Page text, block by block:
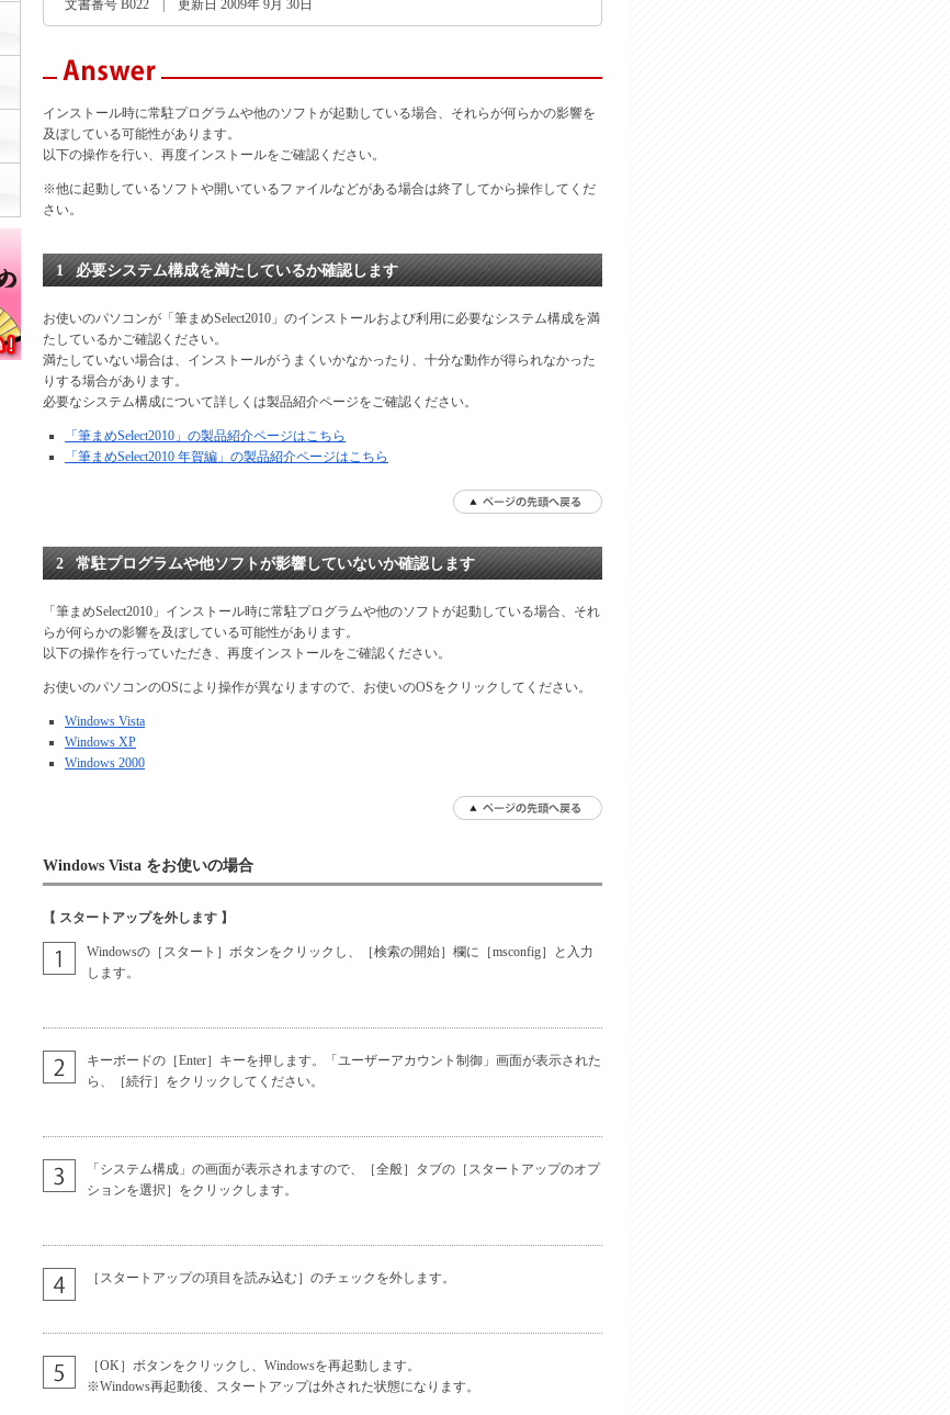
文書番号 B022 | 更新日 2009年 9月 30日
インストール時に常駐プログラムや他のソフトが起動している場合、それらが何らかの影響を
及ぼしている可能性があります。
以下の操作を行い、再度インストールをご確認ください。
※他に起動しているソフトや開いているファイルなどがある場合は終了してから操作してくだ
さい。
1 必要システム構成を満たしているか確認します
お使いのパソコンが「筆まめSelect2010」のインストールおよび利用に必要なシステム構成を満
たしているかご確認ください。
満たしていない場合は、インストールがうまくいかなかったり、十分な動作が得られなかった
りする場合があります。
必要なシステム構成について詳しくは製品紹介ページをご確認ください。
「筆まめSelect2010」の製品紹介ページはこちら
「筆まめSelect2010 年賀編」の製品紹介ページはこちら
2 常駐プログラムや他ソフトが影響していないか確認します
「筆まめSelect2010」インストール時に常駐プログラムや他のソフトが起動している場合、それ
らが何らかの影響を及ぼしている可能性があります。
以下の操作を行っていただき、再度インストールをご確認ください。
お使いのパソコンのOSにより操作が異なりますので、お使いのOSをクリックしてください。
Windows Vista
Windows XP
Windows 2000
Windows Vista をお使いの場合
【 スタートアップを外します 】
Windowsの［スタート］ボタンをクリックし、［検索の開始］欄に［msconfig］と入力
します。
キーボードの［Enter］キーを押します。「ユーザーアカウント制御」画面が表示された
ら、［続行］をクリックしてください。
「システム構成」の画面が表示されますので、［全般］タブの［スタートアップのオプ
ションを選択］をクリックします。
［スタートアップの項目を読み込む］のチェックを外します。
［OK］ボタンをクリックし、Windowsを再起動します。
※Windows再起動後、スタートアップは外された状態になります。